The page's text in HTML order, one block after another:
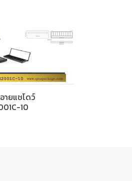
ายแชโดว์
10